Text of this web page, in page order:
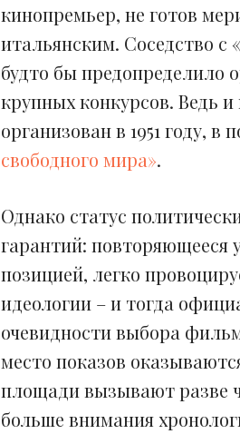
кинопремьер, не готов
итальянским. Соседство
будто бы предопределило
крупных конкурсов. Ведь
организован в 1951 году,
свободного мира».
Однако статус
гарантий: повторяющееся
позицией, легко
идеологии – и тогда
очевидности выбора
место показов
площади вызывают разве
больше внимания